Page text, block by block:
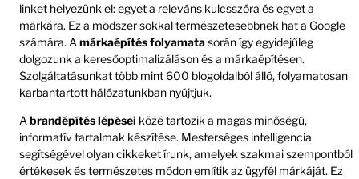
linket helyezünk el: egyet a releváns kulcsszóra és egyet a
márkára. Ez a módszer sokkal természetesebbnek hat a Google
számára. Amárkaépítés folyamatasorán így egyidejűleg
dolgozunk a keresőoptimalizáláson és a márkaépítésen.
Szolgáltatásunkat több mint 600 blogoldalból álló, folyamatosan
karbantartott hálózatunkban nyújtjuk.
Abrandépítés lépései közé tartozik a magas minőségű,
informatív tartalmak készítése. Mesterséges intelligencia
segítségével olyan cikkeket írunk, amelyek szakmai szempontból
értékesek és természetes módon említik az ügyfél márkáját. Ez